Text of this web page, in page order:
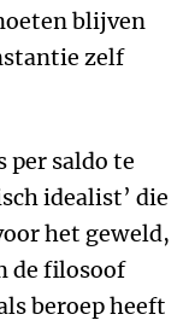
blijven
zelf
per saldo te
idealist’ die
het geweld,
de filosoof
beroep heeft